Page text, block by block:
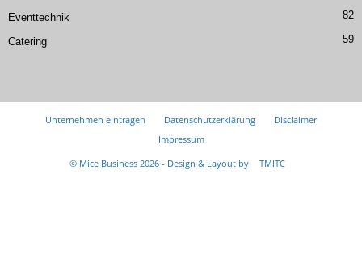
Eventtechnik 82
Catering 59
Unternehmen eintragen Datenschutzerklärung
Disclaimer
Impressum
© Mice Business 2026 - Design & Layout by
TMITC